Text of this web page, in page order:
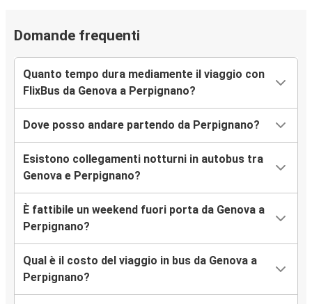
Domande frequenti
Quanto tempo dura mediamente il viaggio con
FlixBus da Genova a Perpignano?
Dove posso andare partendo da Perpignano?
Esistono collegamenti notturni in autobus tra
Genova e Perpignano?
È fattibile un weekend fuori porta da Genova a
Perpignano?
Qual è il costo del viaggio in bus da Genova a
Perpignano?